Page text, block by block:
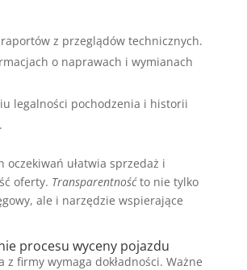
z przeglądów technicznych.
o naprawach i wymianach
legalności pochodzenia i historii
oczekiwań ułatwia sprzedaż i
oferty. Transparentnośćto nie tylko
ale i narzędzie wspierające
procesu wyceny pojazdu
z firmy wymaga dokładności. Ważne